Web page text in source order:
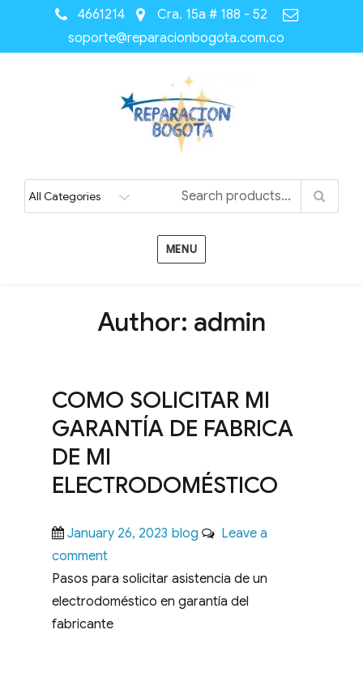
4661214
Cra. 15a # 188 - 52
soporte@reparacionbogota.com.co
MENU
Author: admin
COMO SOLICITAR MI
GARANTÍA DE FABRICA
DE MI
ELECTRODOMÉSTICO
Posted
on
January 26, 2023 Categories
blog
Leave a
commenton
COMO
SOLICITAR
MI
Pasos para solicitar asistencia de un
electrodoméstico en garantía del
fabricante